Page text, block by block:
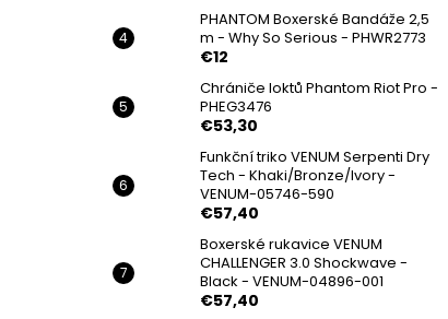
PHANTOM Boxerské Bandáže 2,5
m - Why So Serious - PHWR2773
€12
Chrániče loktů Phantom Riot Pro -
PHEG3476
€53,30
Funkční triko VENUM Serpenti Dry
Tech - Khaki/Bronze/Ivory -
VENUM-05746-590
€57,40
Boxerské rukavice VENUM
CHALLENGER 3.0 Shockwave -
Black - VENUM-04896-001
€57,40